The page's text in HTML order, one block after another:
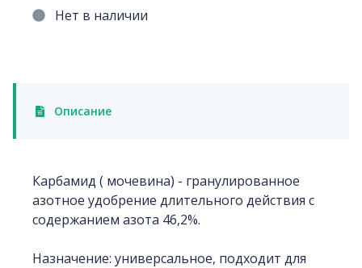
Нет в наличии
Описание
Карбамид ( мочевина) - гранулированное
азотное удобрение длительного действия с
содержанием азота 46,2%.
Назначение: универсальное, подходит для